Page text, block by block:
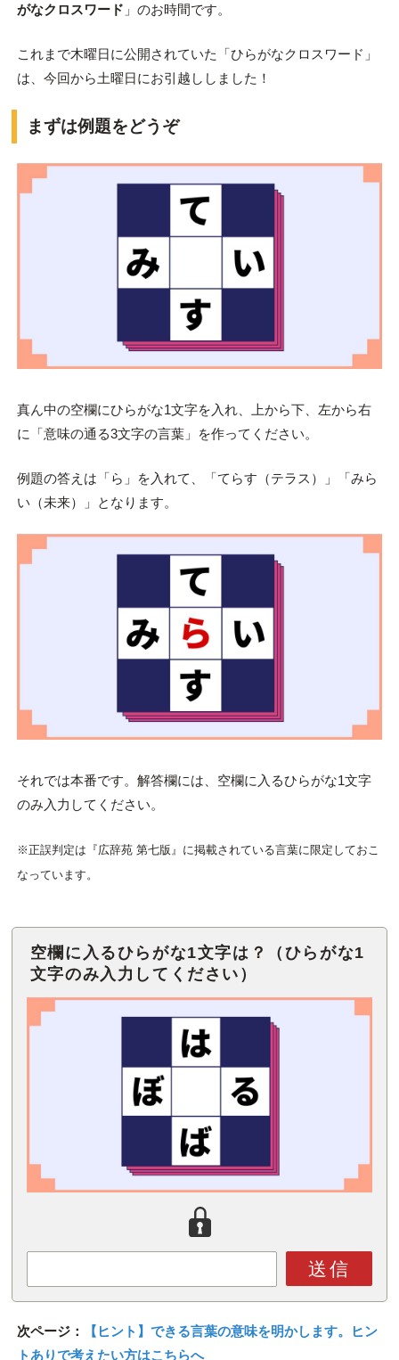
がなクロスワード 」のお時間です。
これまで木曜日に公開されていた「ひらがなクロスワード」
は、今回から土曜日にお引越ししました！
まずは例題をどうぞ
真ん中の空欄にひらがな1文字を入れ、上から下、左から右
に「意味の通る3文字の言葉」を作ってください。
例題の答えは「ら」を入れて、「てらす（テラス）」「みら
い（未来）」となります。
それでは本番です。解答欄には、空欄に入るひらがな1文字
のみ入力してください。
※正誤判定は『広辞苑 第七版』に掲載されている言葉に限定しておこ
なっています。
空欄に入るひらがな1文字は？（ひらがな1
文字のみ入力してください）
送信
次ページ：
【ヒント】できる言葉の意味を明かします。ヒン
トありで考えたい方はこちらへ